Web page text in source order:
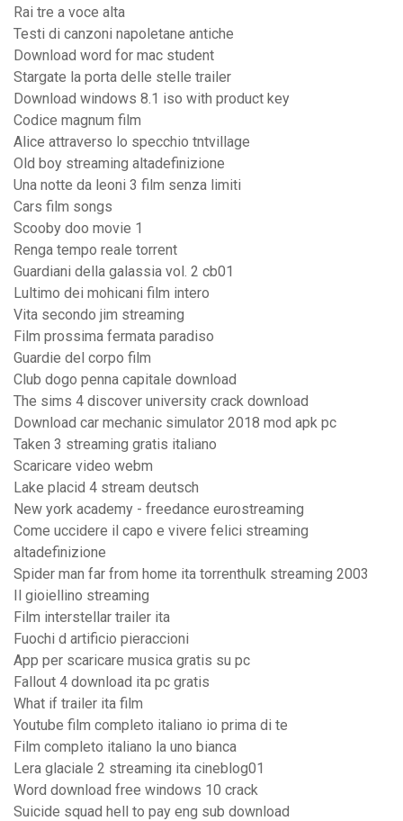
Rai tre a voce alta
Testi di canzoni napoletane antiche
Download word for mac student
Stargate la porta delle stelle trailer
Download windows 8.1 iso with product key
Codice magnum film
Alice attraverso lo specchio tntvillage
Old boy streaming altadefinizione
Una notte da leoni 3 film senza limiti
Cars film songs
Scooby doo movie 1
Renga tempo reale torrent
Guardiani della galassia vol. 2 cb01
Lultimo dei mohicani film intero
Vita secondo jim streaming
Film prossima fermata paradiso
Guardie del corpo film
Club dogo penna capitale download
The sims 4 discover university crack download
Download car mechanic simulator 2018 mod apk pc
Taken 3 streaming gratis italiano
Scaricare video webm
Lake placid 4 stream deutsch
New york academy - freedance eurostreaming
Come uccidere il capo e vivere felici streaming
altadefinizione
Spider man far from home ita torrenthulk streaming 2003
Il gioiellino streaming
Film interstellar trailer ita
Fuochi d artificio pieraccioni
App per scaricare musica gratis su pc
Fallout 4 download ita pc gratis
What if trailer ita film
Youtube film completo italiano io prima di te
Film completo italiano la uno bianca
Lera glaciale 2 streaming ita cineblog01
Word download free windows 10 crack
Suicide squad hell to pay eng sub download